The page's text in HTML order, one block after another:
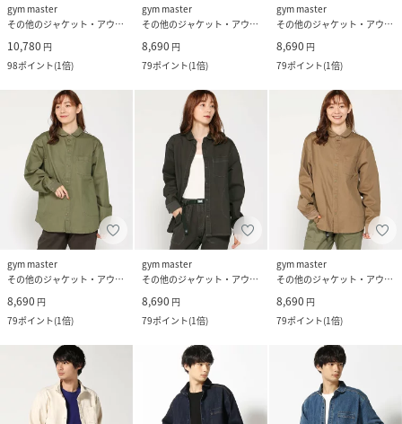
gym master
その他のジャケット・アウター
10,780 円
98ポイント(1倍)
gym master
その他のジャケット・アウター
8,690 円
79ポイント(1倍)
gym master
その他のジャケット・アウター
8,690 円
79ポイント(1倍)
gym master
その他のジャケット・アウター
8,690 円
79ポイント(1倍)
gym master
その他のジャケット・アウター
8,690 円
79ポイント(1倍)
gym master
その他のジャケット・アウター
8,690 円
79ポイント(1倍)